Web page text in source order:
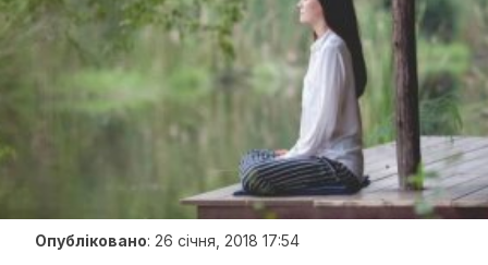
Опубліковано: 26 січня, 2018 17:54